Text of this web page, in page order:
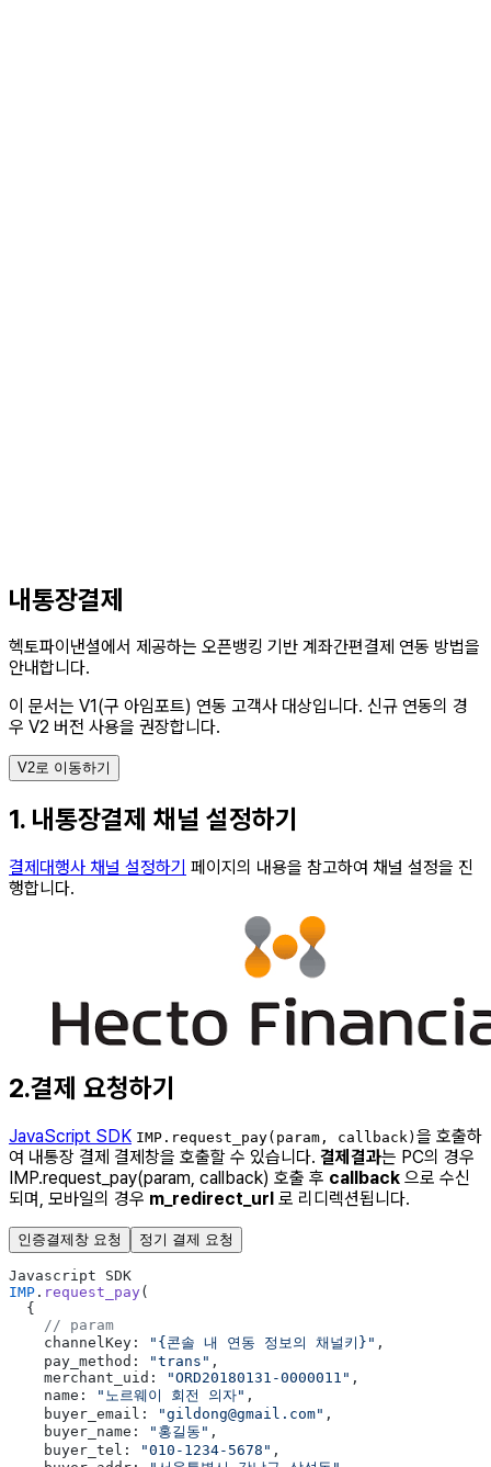
내통장결제
헥토파이낸셜에서 제공하는 오픈뱅킹 기반 계좌간편결제 연동 방법을
안내합니다.
이 문서는 V1(구 아임포트) 연동 고객사 대상입니다. 신규 연동의 경
우 V2 버전 사용을 권장합니다.
V2로 이동하기
1. 내통장결제 채널 설정하기
결제대행사 채널 설정하기 페이지의 내용을 참고하여 채널 설정을 진
행합니다.
2.결제 요청하기
JavaScript SDK IMP.request_pay(param, callback) 을 호출하
여 내통장 결제 결제창을 호출할 수 있습니다. 결제결과는 PC의 경우
IMP.request_pay(param, callback) 호출 후 callback 으로 수신
되며, 모바일의 경우 m_redirect_url 로 리디렉션됩니다.
인증결제창 요청 정기 결제 요청
Javascript SDK
IMP . request_pay(
  {
    // param
    channelKey:
"{콘솔 내 연동 정보의 채널키}" ,
    pay_method:
"trans" ,
    merchant_uid:
"ORD20180131-0000011" ,
    name:
"노르웨이 회전 의자" ,
    buyer_email:
"gildong@gmail.com" ,
    buyer_name:
"홍길동" ,
    buyer_tel:
"010-1234-5678" ,